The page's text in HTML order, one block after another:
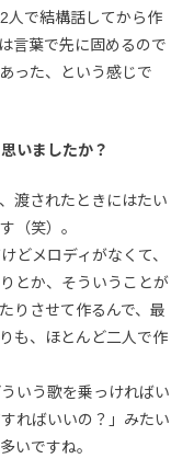
人で結構話してから作
言葉で先に固めるので
った、という感じで
いましたか？
渡されたときにはたい
（笑）。
どメロディがなくて、
とか、そういうことが
りさせて作るんで、最
も、ほとんど二人で作
いう歌を乗っければい
ればいいの？」みたい
いですね。